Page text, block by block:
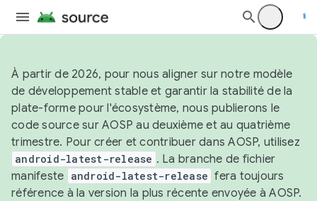
À partir de 2026, pour nous aligner sur notre modèle
de développement stable et garantir la stabilité de la
plate-forme pour l'écosystème, nous publierons le
code source sur AOSP au deuxième et au quatrième
trimestre. Pour créer et contribuer dans AOSP, utilisez
android-latest-release . La branche de fichier
manifeste android-latest-release fera toujours
référence à la version la plus récente envoyée à AOSP.